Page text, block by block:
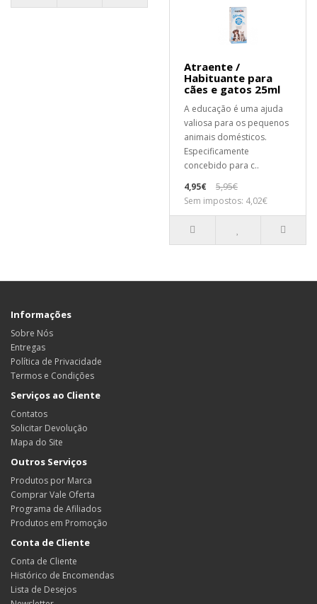
Atraente /
Habituante para
cães e gatos 25ml
A educação é uma ajuda
valiosa para os pequenos
animais domésticos.
Especificamente
concebido para c..
4,95€
5,95€
Sem impostos: 4,02€
Informações
Sobre Nós
Entregas
Política de Privacidade
Termos e Condições
Serviços ao Cliente
Contatos
Solicitar Devolução
Mapa do Site
Outros Serviços
Produtos por Marca
Comprar Vale Oferta
Programa de Afiliados
Produtos em Promoção
Conta de Cliente
Conta de Cliente
Histórico de Encomendas
Lista de Desejos